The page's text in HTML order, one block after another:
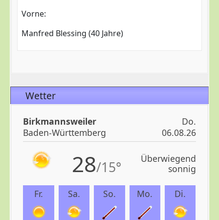
Wetter
Vorne:
Manfred Blessing (40 Jahre)